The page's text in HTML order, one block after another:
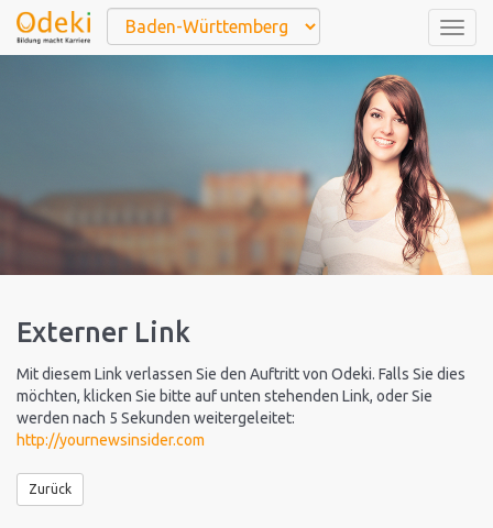
Externer Link
Mit diesem Link verlassen Sie den Auftritt von Odeki. Falls Sie dies
möchten, klicken Sie bitte auf unten stehenden Link, oder Sie
werden nach 5 Sekunden weitergeleitet:
http://yournewsinsider.com
Zurück